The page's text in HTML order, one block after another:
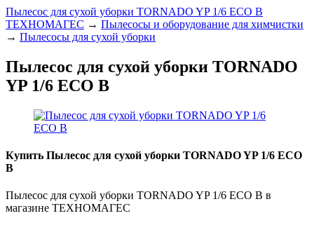
Пылесос для сухой уборки TORNADO YP 1/6 ECO B
ТЕХНОМАГЕС → Пылесосы и оборудование для химчистки
→ Пылесосы для сухой уборки
Пылесос для сухой уборки TORNADO
YP 1/6 ECO B
Купить Пылесос для сухой уборки TORNADO YP 1/6 ECO
B
Пылесос для сухой уборки TORNADO YP 1/6 ECO B в
магазине ТЕХНОМАГЕС